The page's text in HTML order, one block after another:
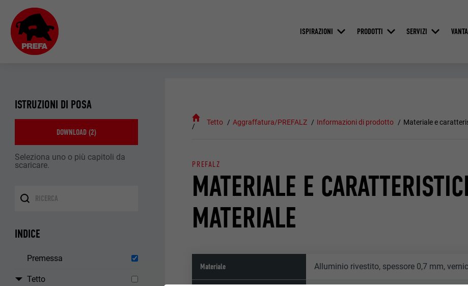
ISPIRAZIONI PRODOTTI SERVIZI
ISTRUZIONI DI POSA
DOWNLOAD (2)
Seleziona uno o più capitoli da
scaricare.
INDICE
Premessa
Tetto
Tetto Aggraffatura/PREFALZ Informazioni di prodotto Materiale e
MATERIALE E
MATERIALE
PREFALZ
Materiale Alluminio rivestito, spessore 0,7 mm,